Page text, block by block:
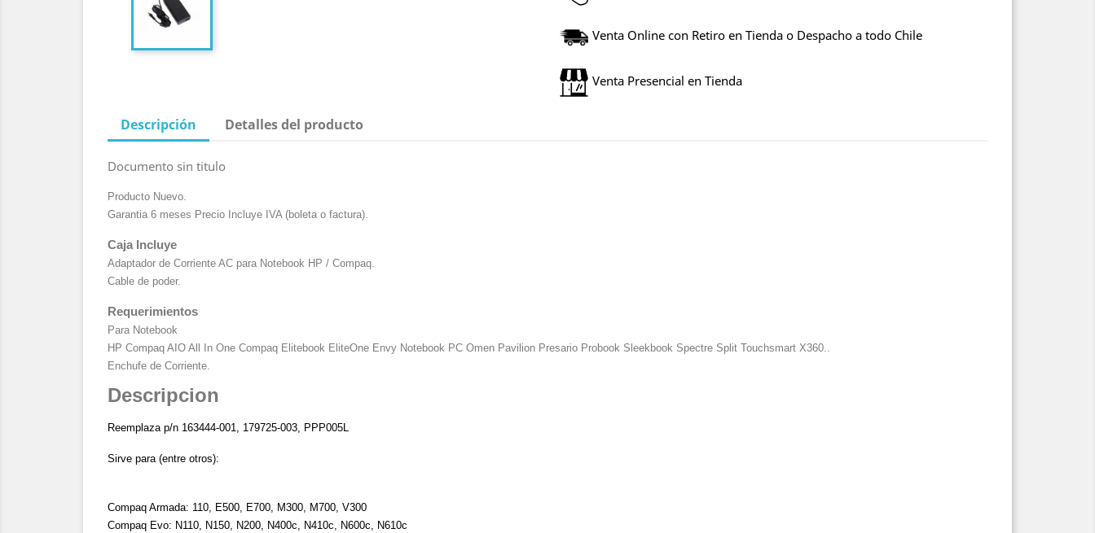
Venta Online con Retiro en Tienda o Despacho a todo Chile
Venta Presencial en Tienda
Descripción Detalles del producto
Documento sin titulo
Producto Nuevo.
Garantia 6 meses Precio Incluye IVA (boleta o factura).
Caja Incluye
Adaptador de Corriente AC para Notebook HP / Compaq.
Cable de poder.
Requerimientos
Para Notebook
HP Compaq AIO All In One Compaq Elitebook EliteOne Envy Notebook PC Omen Pavilion Presario Probook Sleekbook Spectre Split Touchsmart X360..
Enchufe de Corriente.
Descripcion
Reemplaza p/n 163444-001, 179725-003, PPP005L
Sirve para (entre otros):
Compaq Armada: 110, E500, E700, M300, M700, V300
Compaq Evo: N110, N150, N200, N400c, N410c, N600c, N610c